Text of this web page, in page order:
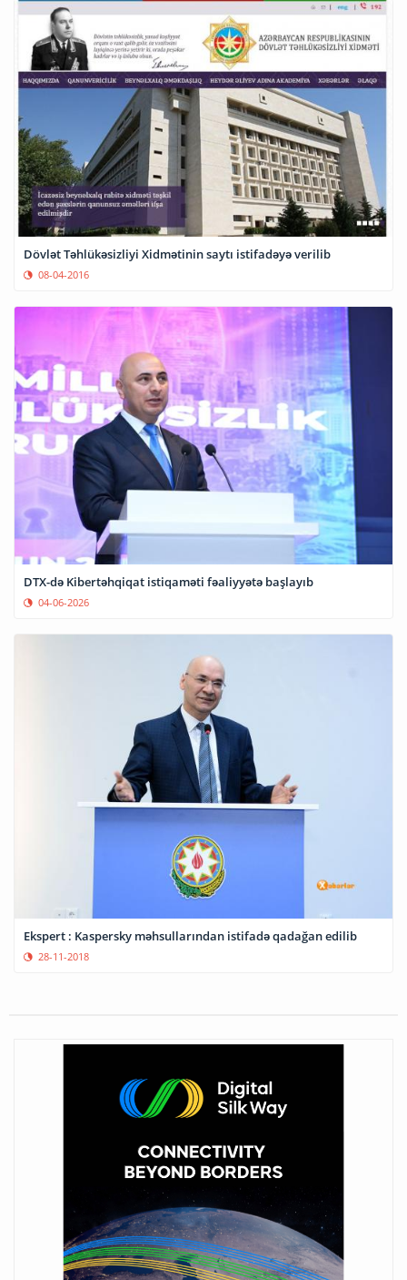
Dövlət Təhlükəsizliyi Xidmətinin saytı istifadəyə verilib
08-04-2016
DTX-də Kibertəhqiqat istiqaməti fəaliyyətə başlayıb
04-06-2026
Ekspert : Kaspersky məhsullarından istifadə qadağan edilib
28-11-2018